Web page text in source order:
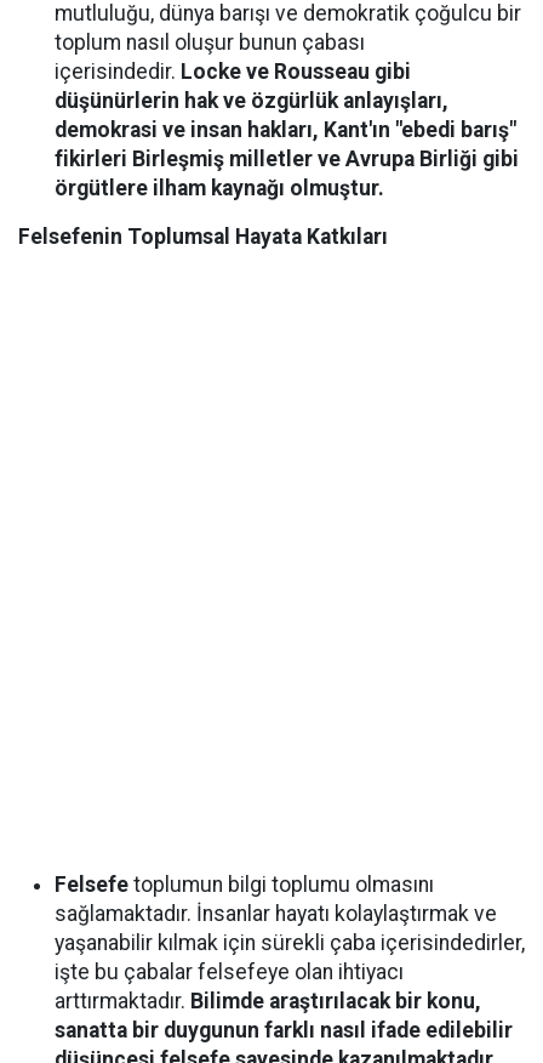
mutluluğu, dünya barışı ve demokratik çoğulcu bir
toplum nasıl oluşur bunun çabası
içerisindedir. Locke ve Rousseau gibi
düşünürlerin hak ve özgürlük anlayışları,
demokrasi ve insan hakları, Kant'ın "ebedi barış"
fikirleri Birleşmiş milletler ve Avrupa Birliği gibi
örgütlere ilham kaynağı olmuştur.
Felsefenin Toplumsal Hayata Katkıları
Felsefe toplumun bilgi toplumu olmasını
sağlamaktadır. İnsanlar hayatı kolaylaştırmak ve
yaşanabilir kılmak için sürekli çaba içerisindedirler,
işte bu çabalar felsefeye olan ihtiyacı
arttırmaktadır. Bilimde araştırılacak bir konu,
sanatta bir duygunun farklı nasıl ifade edilebilir